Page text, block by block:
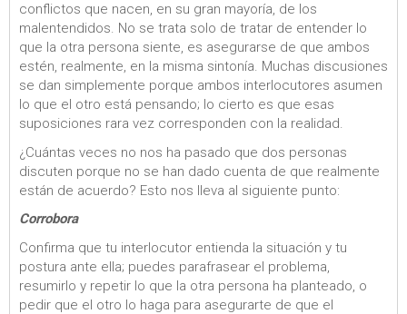
conflictos que nacen, en su gran mayoría, de los
malentendidos. No se trata solo de tratar de entender lo
que la otra persona siente, es asegurarse de que ambos
estén, realmente, en la misma sintonía. Muchas discusiones
se dan simplemente porque ambos interlocutores asumen
lo que el otro está pensando; lo cierto es que esas
suposiciones rara vez corresponden con la realidad.
¿Cuántas veces no nos ha pasado que dos personas
discuten porque no se han dado cuenta de que realmente
están de acuerdo? Esto nos lleva al siguiente punto:
Corrobora
Confirma que tu interlocutor entienda la situación y tu
postura ante ella; puedes parafrasear el problema,
resumirlo y repetir lo que la otra persona ha planteado, o
pedir que el otro lo haga para asegurarte de que el